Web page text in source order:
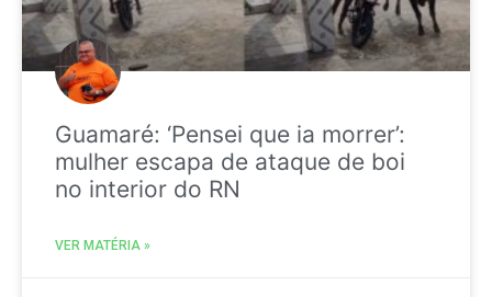
Guamaré: ‘Pensei que ia morrer’:
mulher escapa de ataque de boi
no interior do RN
VER MATÉRIA »